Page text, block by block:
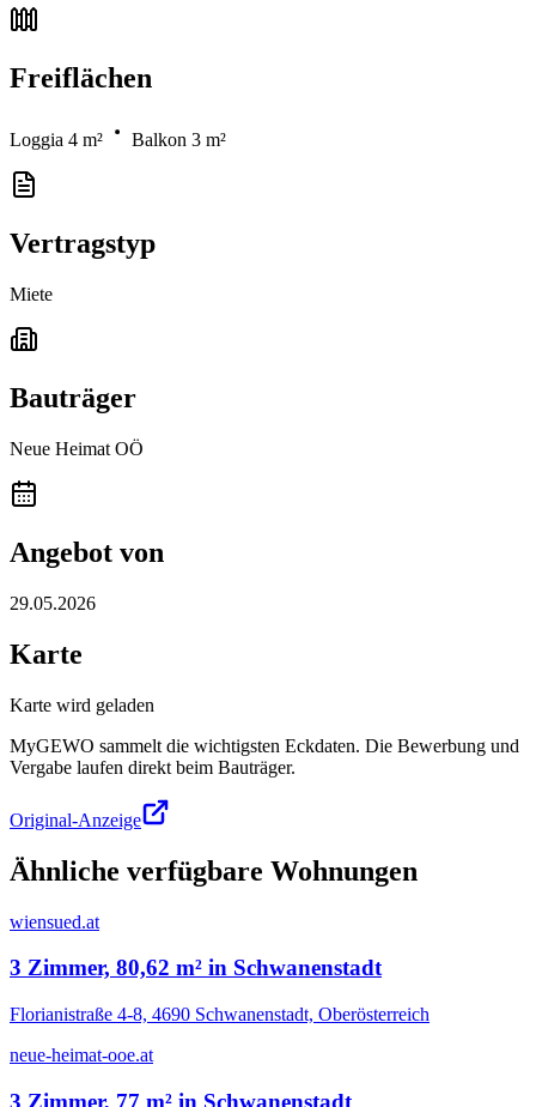
Freiflächen
Loggia 4 m² Balkon 3 m²
Vertragstyp
Miete
Bauträger
Neue Heimat OÖ
Angebot von
29.05.2026
Karte
Karte wird geladen
MyGEWO sammelt die wichtigsten Eckdaten. Die Bewerbung und
Vergabe laufen direkt beim Bauträger.
Original-Anzeige
Ähnliche verfügbare Wohnungen
wiensued.at
3 Zimmer, 80,62 m² in Schwanenstadt
Florianistraße 4-8, 4690 Schwanenstadt, Oberösterreich
neue-heimat-ooe.at
3 Zimmer, 77 m² in Schwanenstadt